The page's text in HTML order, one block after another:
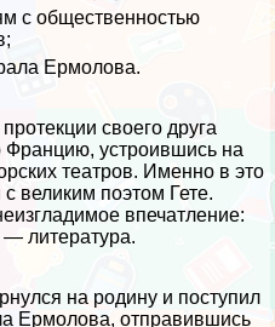
с общественностью
Ермолова.
своего друга
Францию, устроившись на
театров. Именно в это
великим поэтом Гете.
впечатление:
— литература.
на родину и поступил
Ермолова, отправившись